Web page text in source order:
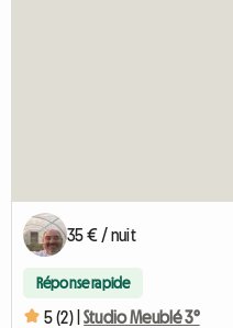
35 € / nuit
Réponse rapide
5 (2) | Studio Meublé 3°